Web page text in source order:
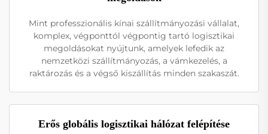
Mint professzionális kínai szállítmányozási vállalat,
komplex, végponttól végpontig tartó logisztikai
megoldásokat nyújtunk, amelyek lefedik az
nemzetközi szállítmányozás, a vámkezelés, a
raktározás és a végső kiszállítás minden szakaszát.
Erős globális logisztikai hálózat felépítése